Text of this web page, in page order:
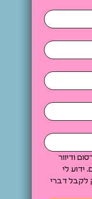
אני מאשר/ת קבלת פרסום ודיוור
באמצעי המדיה השונים. ידוע לי
שאוכל לבקש להפסיק לקבל דברי